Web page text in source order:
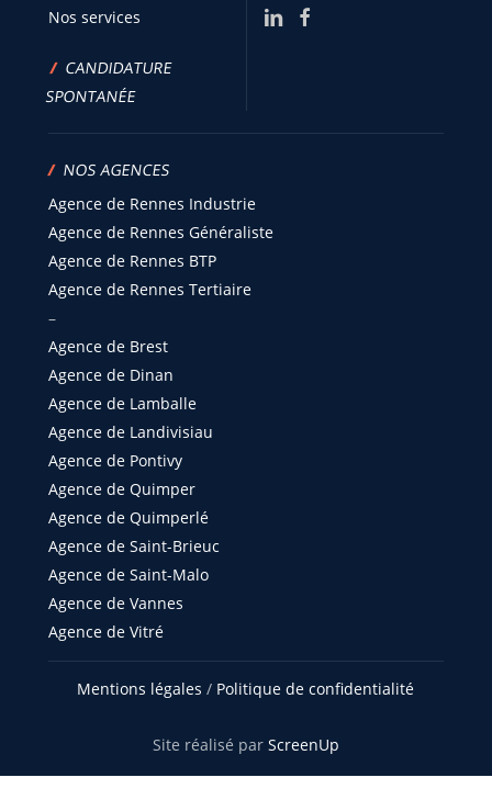
Nos services
/ CANDIDATURE
SPONTANÉE
/ NOS AGENCES
Agence de Rennes Industrie
Agence de Rennes Généraliste
Agence de Rennes BTP
Agence de Rennes Tertiaire
–
Agence de Brest
Agence de Dinan
Agence de Lamballe
Agence de Landivisiau
Agence de Pontivy
Agence de Quimper
Agence de Quimperlé
Agence de Saint-Brieuc
Agence de Saint-Malo
Agence de Vannes
Agence de Vitré
Mentions légales / Politique de confidentialité
Site réalisé par ScreenUp